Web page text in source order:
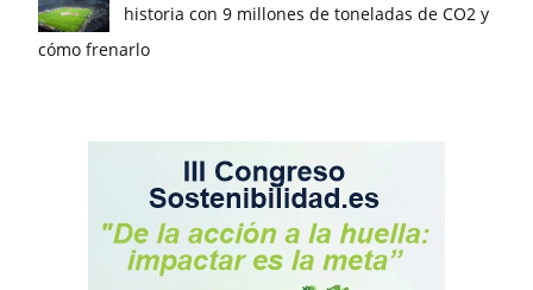
historia con 9 millones de toneladas de CO2 y
cómo frenarlo